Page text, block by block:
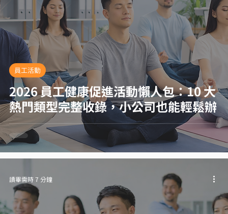
2026 員工健康促進活動懶人包：10 大
熱門類型完整收錄，小公司也能輕鬆辦
員工活動
讀畢需時 7 分鐘